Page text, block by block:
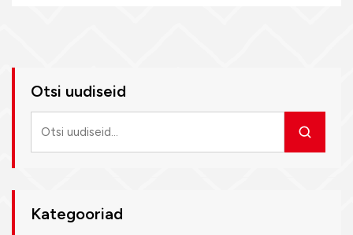
Otsi uudiseid
uudiseid
Kategooriad